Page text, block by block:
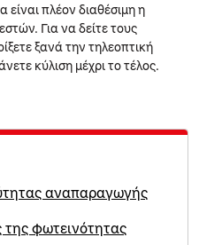
είναι πλέον διαθέσιμη η
Για να δείτε τους
ξανά την τηλεοπτική
κύλιση μέχρι το τέλος.
αναπαραγωγής
φωτεινότητας